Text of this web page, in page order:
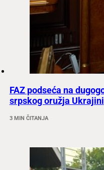
FAZ podseća na
srpskog oružja Ukrajini
3 MIN ČITANJA